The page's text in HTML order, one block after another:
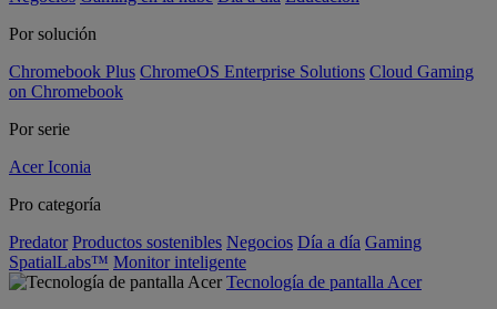
Por solución
Chromebook Plus ChromeOS Enterprise Solutions Cloud Gaming
on Chromebook
Por serie
Acer Iconia
Pro categoría
Predator Productos sostenibles Negocios Día a día Gaming
SpatialLabs™ Monitor inteligente
Tecnología de pantalla Acer